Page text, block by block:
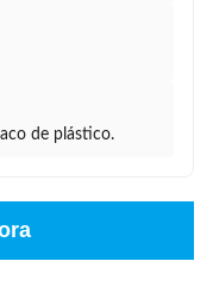
de plástico.